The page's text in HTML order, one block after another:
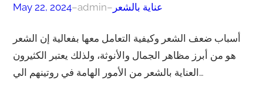
May 22, 2024–admin– عناية بالشعر
أسباب ضعف الشعر وكيفية التعامل معها بفعالية إن الشعر
هو من أبرز مظاهر الجمال والأنوثة، ولذلك يعتبر الكثيرون
العناية بالشعر من الأمور الهامة في روتينهم الي…